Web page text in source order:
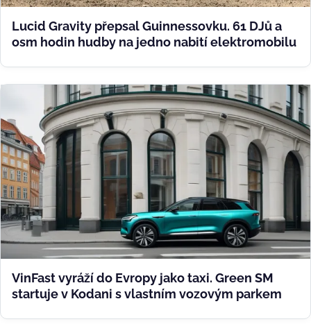
Lucid Gravity přepsal Guinnessovku. 61 DJů a
osm hodin hudby na jedno nabití elektromobilu
VinFast vyráží do Evropy jako taxi. Green SM
startuje v Kodani s vlastním vozovým parkem